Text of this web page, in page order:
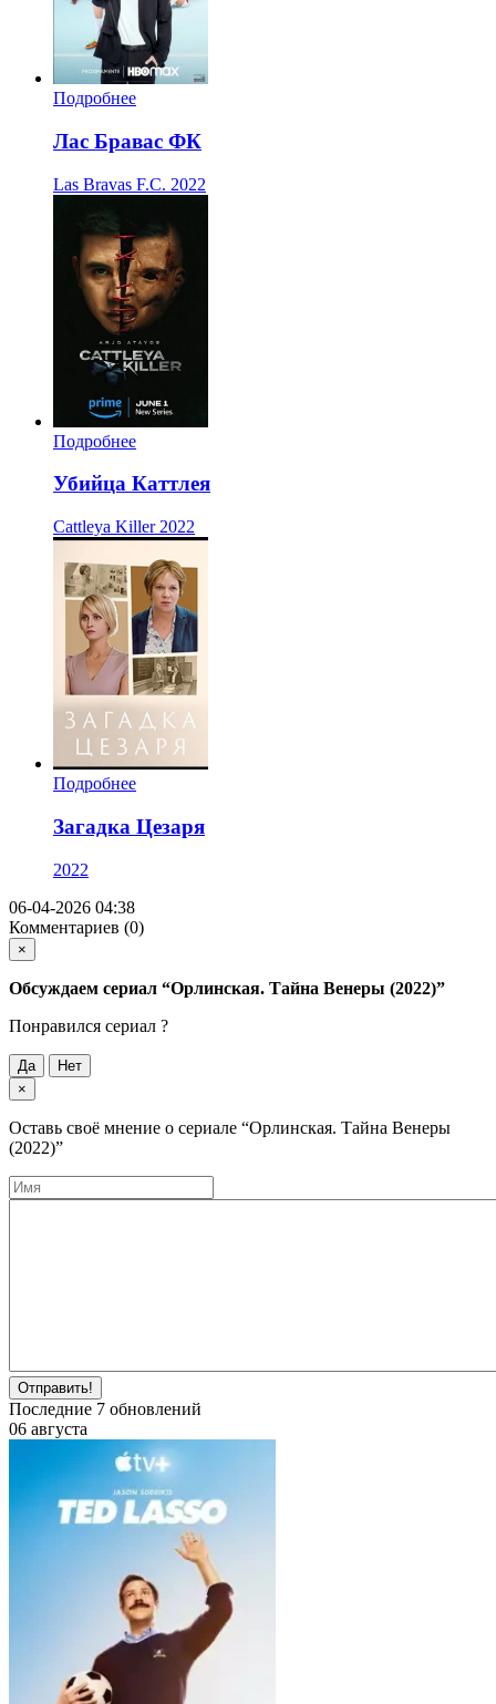
Подробнее
Лас Бравас ФК
Las Bravas F.C. 2022
Подробнее
Убийца Каттлея
Cattleya Killer 2022
Подробнее
Загадка Цезаря
2022
06-04-2026 04:38
Комментариев (0)
×
Обсуждаем cериал “Орлинская. Тайна Венеры (2022)”
Понравился cериал ?
Да
Нет
×
Оставь своё мнение о cериале “Орлинская. Тайна Венеры
(2022)”
Отправить!
Последние 7 обновлений
06 августа